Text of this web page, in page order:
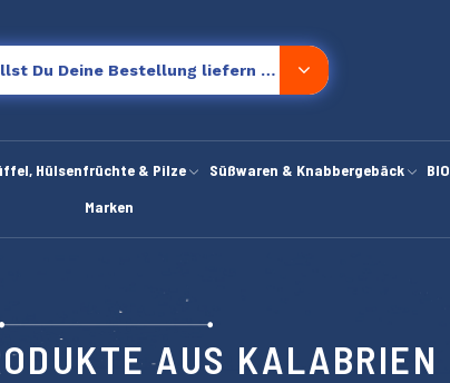
Wohin willst Du Deine Bestellung liefern lassen?
Hülsenfrüchte & Pilze Süßwaren & Knabbergebäck BIO
Marken
AUS KALABRIEN